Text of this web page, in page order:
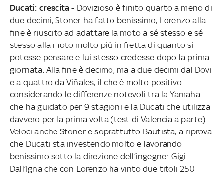
Ducati: crescita - Dovizioso è finito quarto a meno di
due decimi, Stoner ha fatto benissimo, Lorenzo alla
fine è riuscito ad adattare la moto a sé stesso e sé
stesso alla moto molto più in fretta di quanto si
potesse pensare e lui stesso credesse dopo la prima
giornata. Alla fine è decimo, ma a due decimi dal Dovi
e a quattro da Viñales, il che è molto positivo
considerando le differenze notevoli tra la Yamaha
che ha guidato per 9 stagioni e la Ducati che utilizza
davvero per la prima volta (test di Valencia a parte).
Veloci anche Stoner e soprattutto Bautista, a riprova
che Ducati sta investendo molto e lavorando
benissimo sotto la direzione dell’ingegner Gigi
Dall’Igna che con Lorenzo ha vinto due titoli 250